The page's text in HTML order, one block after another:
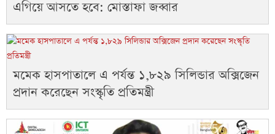
এগিয়ে আসতে হবে: মোস্তাফা জব্বার
মমেক হাসপাতালে এ পর্যন্ত ১,৮২৯ সিলিন্ডার অক্সিজেন
প্রদান করেছেন সংস্কৃতি প্রতিমন্ত্রী